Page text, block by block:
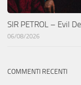
SIR PETROL – Evil
06/08/2026
COMMENTI RECENTI